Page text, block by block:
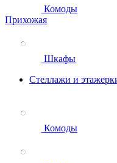
Комоды
Прихожая
Шкафы
Стеллажи и
Комоды